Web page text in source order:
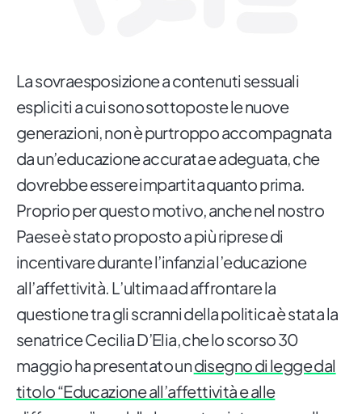
La sovraesposizione a contenuti sessuali
espliciti a cui sono sottoposte le nuove
generazioni, non è purtroppo accompagnata
da un’educazione accurata e adeguata, che
dovrebbe essere impartita quanto prima.
Proprio per questo motivo, anche nel nostro
Paese è stato proposto a più riprese di
incentivare durante l’infanzia l’educazione
all’affettività. L’ultima ad affrontare la
questione tra gli scranni della politica è stata la
senatrice Cecilia D’Elia, che lo scorso 30
maggio ha presentato undisegno di legge dal
titolo “Educazione all’affettività e alle